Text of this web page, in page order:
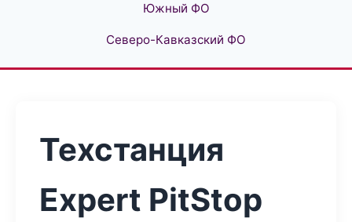
Южный ФО
Северо-Кавказский ФО
Техстанция
Expert PitStop